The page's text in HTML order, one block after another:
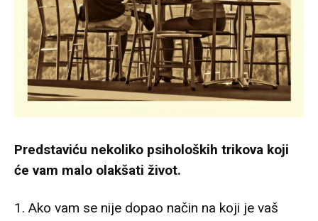
Predstaviću nekoliko psiholoških trikova koji
će vam malo olakšati život.
1. Ako vam se nije dopao način na koji je vaš